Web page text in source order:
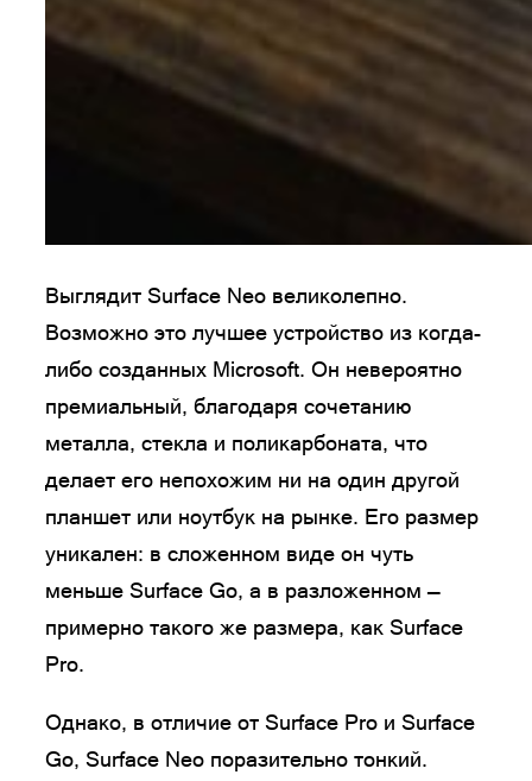
Выглядит Surface Neo великолепно.
Возможно это лучшее устройство из когда-
либо созданных Microsoft. Он невероятно
премиальный, благодаря сочетанию
металла, стекла и поликарбоната, что
делает его непохожим ни на один другой
планшет или ноутбук на рынке. Его размер
уникален: в сложенном виде он чуть
меньше Surface Go, а в разложенном —
примерно такого же размера, как Surface
Pro.
Однако, в отличие от Surface Pro и Surface
Go, Surface Neo поразительно тонкий.